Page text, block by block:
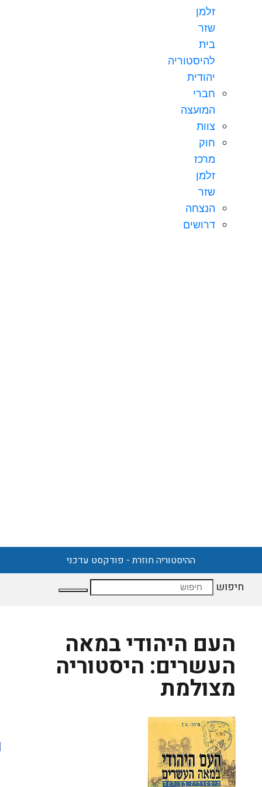
זלמן
שזר
בית
להיסטוריה
יהודית
חברי
המועצה
צוות
חוק
מרכז
זלמן
שזר
הנצחה
דרושים
ההיסטוריה חוזרת - פודקסט עדכני
חיפוש
העם היהודי במאה
העשרים: היסטוריה
מצולמת